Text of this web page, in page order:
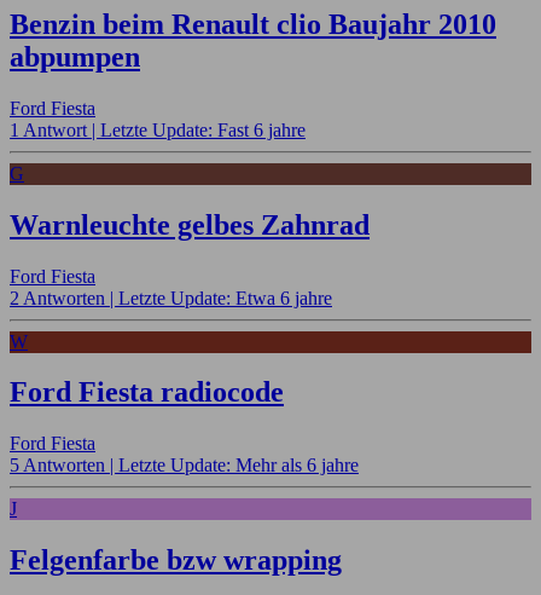
Benzin beim Renault clio Baujahr 2010
abpumpen
Ford Fiesta
1 Antwort | Letzte Update: Fast 6 jahre
G
Warnleuchte gelbes Zahnrad
Ford Fiesta
2 Antworten | Letzte Update: Etwa 6 jahre
W
Ford Fiesta radiocode
Ford Fiesta
5 Antworten | Letzte Update: Mehr als 6 jahre
J
Felgenfarbe bzw wrapping